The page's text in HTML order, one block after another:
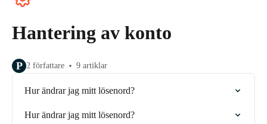
Hantering av konto
P 2 författare 9 artiklar
Hur ändrar jag mitt lösenord?
Hur ändrar jag mitt lösenord?